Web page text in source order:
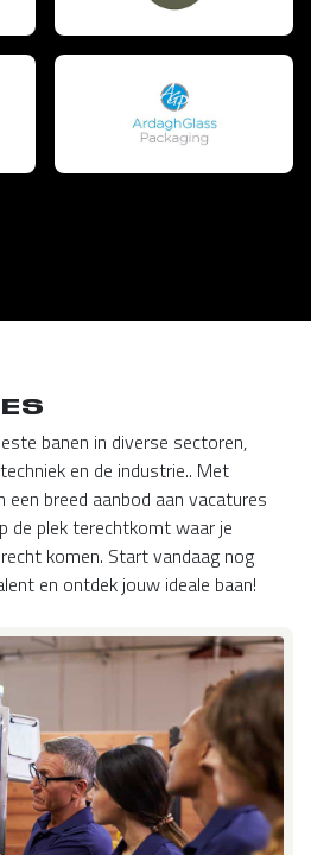
banen in diverse sectoren,
en de industrie.. Met
een breed aanbod aan vacatures
de plek terechtkomt waar je
komen. Start vandaag nog
en ontdek jouw ideale baan!